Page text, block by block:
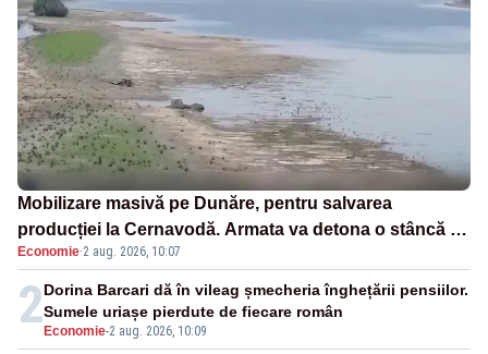
Mobilizare masivă pe Dunăre, pentru salvarea
producției la Cernavodă. Armata va detona o stâncă și
va devia apa fluviului - IMAGINI AERIENE
Economie·2 aug. 2026, 10:07
2 Economie-2 aug. 2026, 10:09
Dorina Barcari dă în vileag șmecheria înghețării pensiilor.
Sumele uriașe pierdute de fiecare român